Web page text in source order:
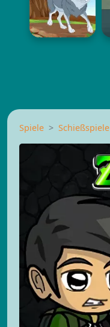
Spiele Schießspiele